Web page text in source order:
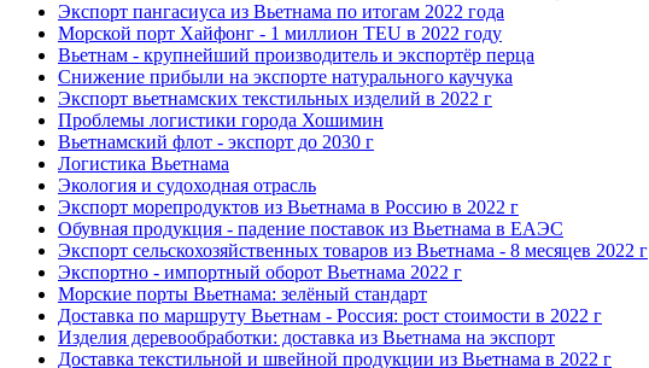
Экспорт пангасиуса из Вьетнама по итогам 2022 года
Морской порт Хайфонг - 1 миллион TEU в 2022 году
Вьетнам - крупнейший производитель и экспортёр перца
Снижение прибыли на экспорте натурального каучука
Экспорт вьетнамских текстильных изделий в 2022 г
Проблемы логистики города Хошимин
Вьетнамский флот - экспорт до 2030 г
Логистика Вьетнама
Экология и судоходная отрасль
Экспорт морепродуктов из Вьетнама в Россию в 2022 г
Обувная продукция - падение поставок из Вьетнама в ЕАЭС
Экспорт сельскохозяйственных товаров из Вьетнама - 8 месяцев 2022 г
Экспортно - импортный оборот Вьетнама 2022 г
Морские порты Вьетнама: зелёный стандарт
Доставка по маршруту Вьетнам - Россия: рост стоимости в 2022 г
Изделия деревообработки: доставка из Вьетнама на экспорт
Доставка текстильной и швейной продукции из Вьетнама в 2022 г